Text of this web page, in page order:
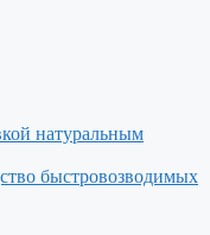
натуральным
быстровозводимых